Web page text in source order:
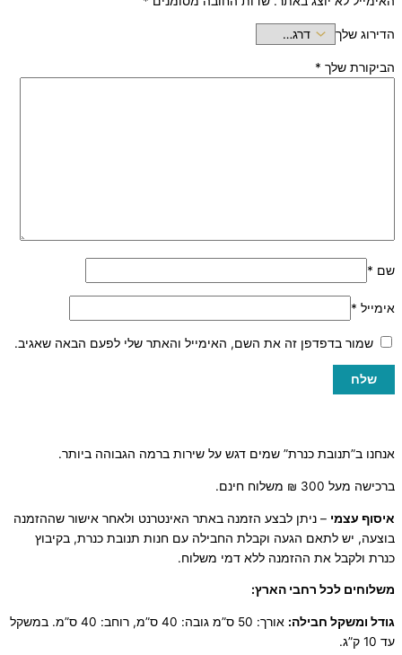
הדירוג שלך
הביקורת שלך *
שם *
אימייל *
שמור בדפדפן זה את השם, האימייל והאתר שלי לפעם הבאה שאגיב.
אנחנו ב”תנובת כנרת” שמים דגש על שירות ברמה הגבוהה ביותר.
ברכישה מעל 300 ₪ משלוח חינם.
איסוף עצמי – ניתן לבצע הזמנה באתר האינטרנט ולאחר אישור שההזמנה
בוצעה, יש לתאם הגעה וקבלת החבילה עם חנות תנובת כנרת, בקיבוץ
כנרת ולקבל את ההזמנה ללא דמי משלוח.
משלוחים לכל רחבי הארץ:
גודל ומשקל חבילה:
אורך: 50 ס”מ גובה: 40 ס”מ, רוחב: 40 ס”מ. במשקל
עד 10 ק”ג.